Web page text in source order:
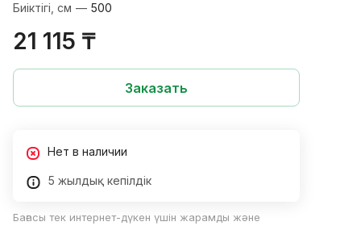
Биіктігі, см — 500
21 115 ₸
Заказать
Нет в наличии
5 жылдық кепілдік
Бағасы тек интернет-дүкен үшін жарамды және